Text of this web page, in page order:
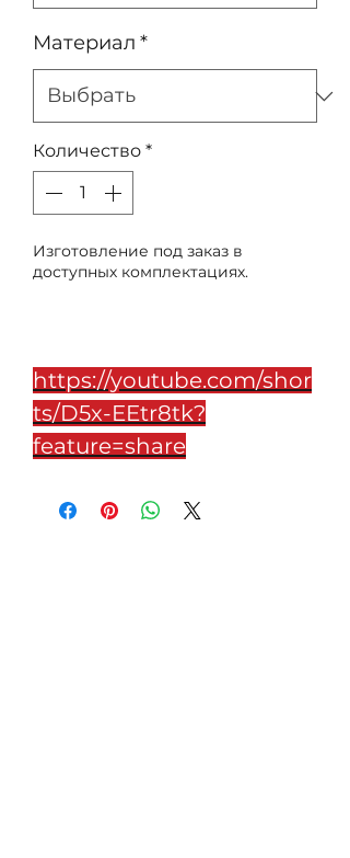
Материал *
Количество *
Изготовление под заказ в
доступных комплектациях.
https://youtube.com/shor
ts/D5x-EEtr8tk?
feature=share